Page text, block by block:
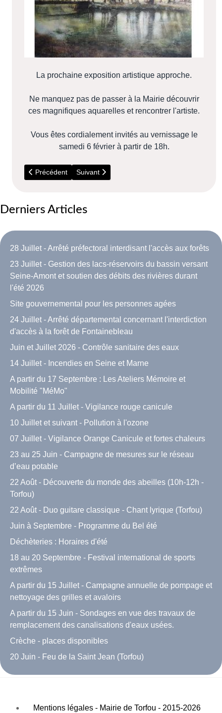
La prochaine exposition artistique approche.
Ne manquez pas de passer à la Mairie découvrir
ces magnifiques aquarelles et rencontrer l'artiste.
Vous êtes cordialement invités au vernissage le
samedi 6 février à partir de 18h.
Article précédent : 18 et 19 juin 2016 - Exposition artistique
Précédent Article suivant : Exposition Plomb' Art
Suivant
Derniers Articles
28 Juillet - Arrêté préfectoral interdisant l'accès aux forêts
23 Juillet - Gestion des lacs-réservoirs du bassin versant
Seine-Amont et soutien des débits des rivières durant
l'été 2026
Site gouvernemental pour les personnes agées
24 Juillet - Arrêté départemental concernant l'interdiction
d'accès à la forêt de Fontainebleau
Juin et Juillet 2026 - Contrôle sanitaire des eaux
14 Juillet - Incendies en Seine et Marne
A partir du 17 Septembre : Les Ateliers Mémoire et
Mobilité "MéMo"
A partir du 11 Juillet - Vigilance rouge canicule
10 Juillet et suivant - Pollution à l'ozone
07 Juillet - Vigilance Orange Canicule et fortes chaleurs
23 au 25 Juin - Campagne de mesures sur le réseau
d’eau potable
22 Août - Découverte du monde des abeilles (10h-12h -
Torfou)
22 Août - Duo guitare classique - Chant lyrique (Torfou)
Juin à Septembre - Programme du Bel été
Déchèteries : Horaires d'été
18 au 20 Septembre - Festival international de sports
extrêmes
A partir du 15 Juillet - Campagne annuelle de pompage et
nettoyage des grilles et avaloirs
A partir du 15 Juin - Sondages en vue des travaux de
remplacement des canalisations d'eaux usées.
Crèche - places disponibles
20 Juin - Feu de la Saint Jean (Torfou)
Mentions légales - Mairie de Torfou - 2015-2026